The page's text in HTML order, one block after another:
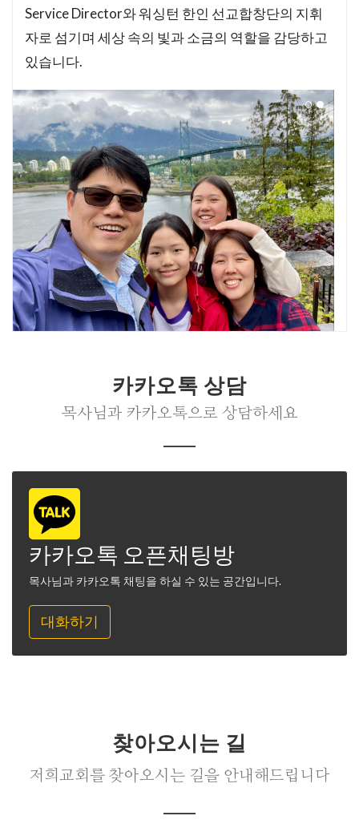
Service Director와 워싱턴 한인 선교합창단의 지휘
자로 섬기며 세상 속의 빛과 소금의 역할을 감당하고
있습니다.
카카오톡 상담
목사님과 카카오톡으로 상담하세요
카카오톡 오픈채팅방
목사님과 카카오톡 채팅을 하실 수 있는 공간입니다.
대화하기
찾아오시는 길
저희교회를 찾아오시는 길을 안내해드립니다